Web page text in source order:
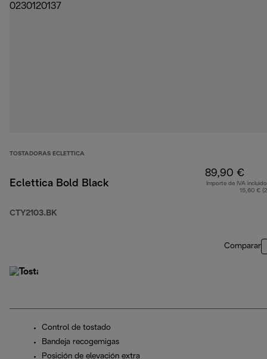
TOSTADORAS ECLETTICA
Eclettica Bold Black
CTY2103.BK
89,90 €
Importe de IVA
15,60 €
Comparar
Control de tostado
Bandeja recogemigas
Posición de elevación extra